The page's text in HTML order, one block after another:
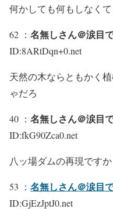
何かしても何もしなく
62 ： 名無しさん＠涙目で
ID:8ARtDqn+0.net
天然の木ならともかく
ゃだろ
40 ： 名無しさん＠涙目で
ID:fkG90Zca0.net
八ッ場ダムの再現ですか
53 ： 名無しさん＠涙目で
ID:GjEzJptJ0.net